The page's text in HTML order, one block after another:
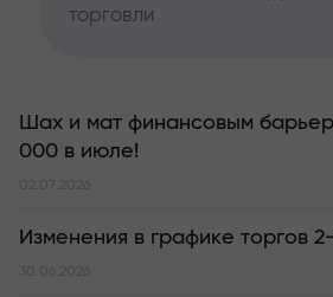
торговли
Шах и мат финансовым
000 в июле!
02.07.2026
Изменения в графике торгов
30.06.2026